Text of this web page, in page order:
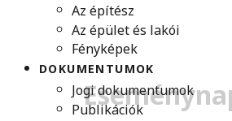
Az építész
Az épület és lakói
Fényképek
DOKUMENTUMOK
Jogi dokumentumok
Publikációk